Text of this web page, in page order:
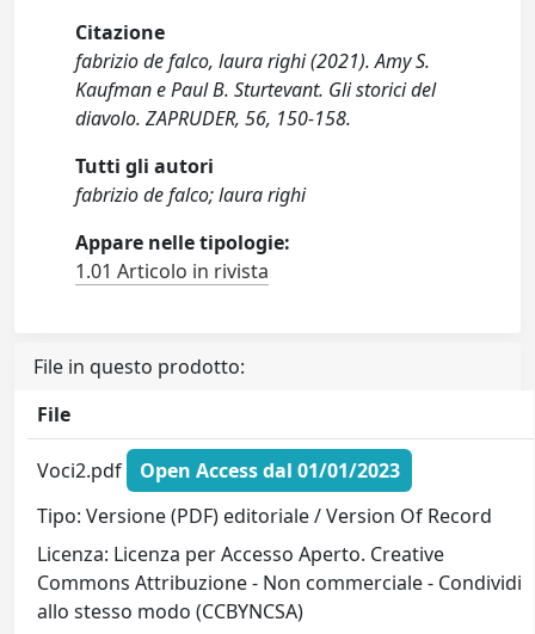
Citazione
fabrizio de falco, laura righi (2021). Amy S.
Kaufman e Paul B. Sturtevant. Gli storici del
diavolo. ZAPRUDER, 56, 150-158.
Tutti gli autori
fabrizio de falco; laura righi
Appare nelle tipologie:
1.01 Articolo in rivista
File in questo prodotto:
File
Voci2.pdf
Open Access dal 01/01/2023
Tipo: Versione (PDF) editoriale / Version Of Record
Licenza: Licenza per Accesso Aperto. Creative
Commons Attribuzione - Non commerciale - Condividi
allo stesso modo (CCBYNCSA)